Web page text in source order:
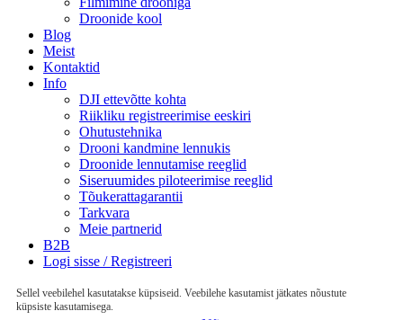
Droonide kool
Blog
Meist
Kontaktid
Info
DJI ettevõtte kohta
Riikliku registreerimise eeskiri
Ohutustehnika
Drooni kandmine lennukis
Droonide lennutamise reeglid
Siseruumides piloteerimise reeglid
Tõukerattagarantii
Tarkvara
Meie partnerid
B2B
Logi sisse / Registreeri
Sellel veebilehel kasutatakse küpsiseid. Veebilehe kasutamist jätkates nõustute
küpsiste kasutamisega.